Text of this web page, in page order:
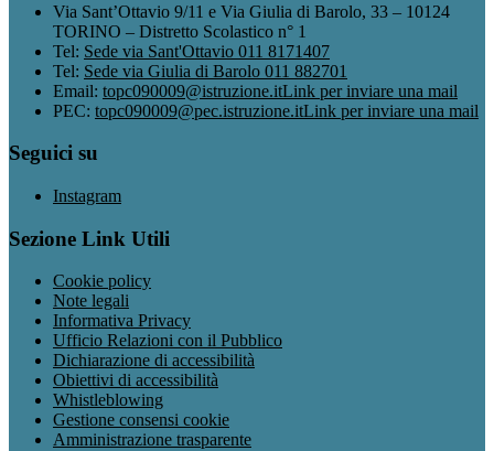
Via Sant’Ottavio 9/11 e Via Giulia di Barolo, 33 – 10124
TORINO – Distretto Scolastico n° 1
Tel: Sede via Sant'Ottavio 011 8171407
Tel: Sede via Giulia di Barolo 011 882701
Email: topc090009@istruzione.itLink per inviare una mail
PEC: topc090009@pec.istruzione.itLink per inviare una mail
Seguici su
Instagram
Sezione Link Utili
Cookie policy
Note legali
Informativa Privacy
Ufficio Relazioni con il Pubblico
Dichiarazione di accessibilità
Obiettivi di accessibilità
Whistleblowing
Gestione consensi cookie
Amministrazione trasparente